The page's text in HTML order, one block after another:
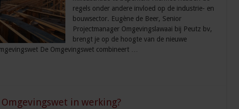
regels onder andere invloed op de industrie- en
bouwsector. Eugène de Beer, Senior
Projectmanager Omgevingslawaai bij Peutz bv,
brengt je op de hoogte van de nieuwe
De Omgevingswet combineert …
in werking?